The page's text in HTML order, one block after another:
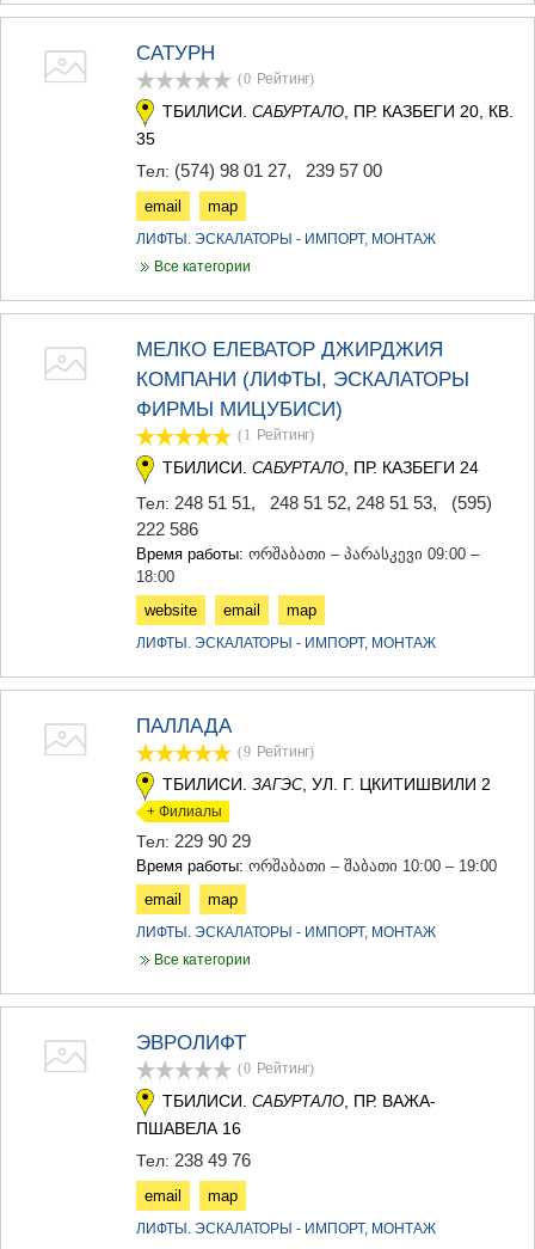
САТУРН
(0 Рейтинг)
ТБИЛИСИ. САБУРТАЛО , ПР. КАЗБЕГИ 20, КВ.
35
Тел: (574) 98 01 27, 239 57 00
email map
ЛИФТЫ. ЭСКАЛАТОРЫ - ИМПОРТ, МОНТАЖ
Все категории
МЕЛКО ЕЛЕВАТОР ДЖИРДЖИЯ
КОМПАНИ (ЛИФТЫ, ЭСКАЛАТОРЫ
ФИРМЫ МИЦУБИСИ)
(1 Рейтинг)
ТБИЛИСИ. САБУРТАЛО, ПР. КАЗБЕГИ 24
Тел: 248 51 51, 248 51 52, 248 51 53, (595)
222 586
Время работы: ორშაბათი – პარასკევი 09:00 –
18:00
website
email map
ЛИФТЫ. ЭСКАЛАТОРЫ - ИМПОРТ, МОНТАЖ
ПАЛЛАДА
(9 Рейтинг)
ТБИЛИСИ. ЗАГЭС, УЛ. Г. ЦКИТИШВИЛИ 2
+ Филиалы
Тел: 229 90 29
Время работы: ორშაბათი – შაბათი 10:00 – 19:00
email
map
ЛИФТЫ. ЭСКАЛАТОРЫ - ИМПОРТ, МОНТАЖ
Все категории
ЭВРОЛИФТ
(0 Рейтинг)
ТБИЛИСИ. САБУРТАЛО , ПР. ВАЖА-
ПШАВЕЛА 16
Тел: 238 49 76
email map
ЛИФТЫ. ЭСКАЛАТОРЫ - ИМПОРТ, МОНТАЖ